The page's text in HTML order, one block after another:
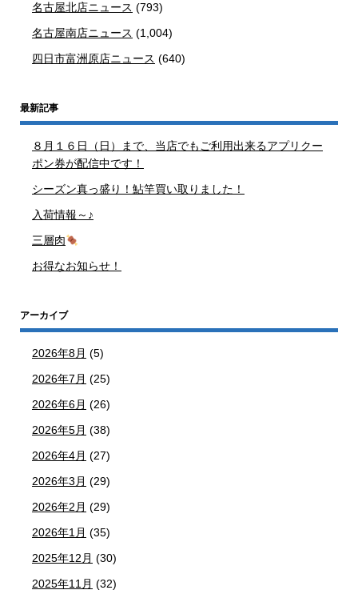
名古屋北店ニュース (793)
名古屋南店ニュース (1,004)
四日市富洲原店ニュース (640)
最新記事
８月１６日（日）まで、当店でもご利用出来るアプリクー
ポン券が配信中です！
シーズン真っ盛り！鮎竿買い取りました！
入荷情報～♪
三層肉
お得なお知らせ！
アーカイブ
2026年8月 (5)
2026年7月 (25)
2026年6月 (26)
2026年5月 (38)
2026年4月 (27)
2026年3月 (29)
2026年2月 (29)
2026年1月 (35)
2025年12月 (30)
2025年11月 (32)